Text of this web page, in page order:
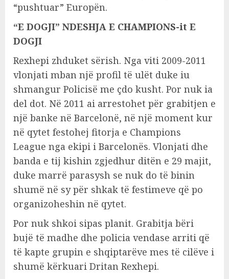
“pushtuar” Europën.
“E DOGJI” NDESHJA E CHAMPIONS-it E
DOGJI
Rexhepi zhduket sërish. Nga viti 2009-2011
vlonjati mban një profil të ulët duke iu
shmangur Policisë me çdo kusht. Por nuk ia
del dot. Në 2011 ai arrestohet për grabitjen e
një banke në Barcelonë, në një moment kur
në qytet festohej fitorja e Champions
League nga ekipi i Barcelonës. Vlonjati dhe
banda e tij kishin zgjedhur ditën e 29 majit,
duke marrë parasysh se nuk do të binin
shumë në sy për shkak të festimeve që po
organizoheshin në qytet.
Por nuk shkoi sipas planit. Grabitja bëri
bujë të madhe dhe policia vendase arriti që
të kapte grupin e shqiptarëve mes të cilëve i
shumë kërkuari Dritan Rexhepi.